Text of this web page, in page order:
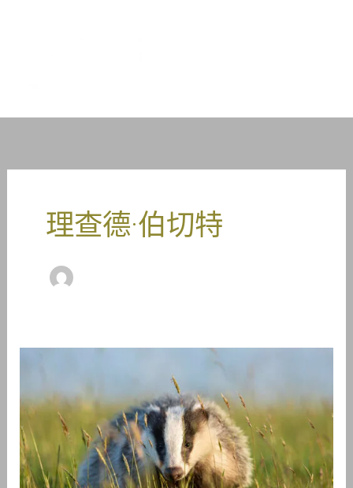
理查德·伯切特
Richard
Birchett
–
Nature
First